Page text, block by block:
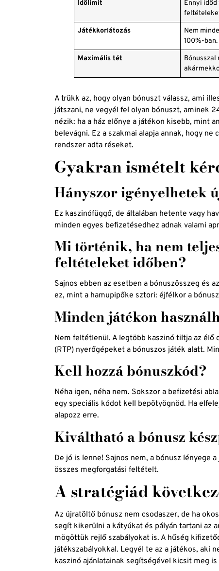
Időlimit
Ennyi
Játékkorlátozás
Nem
100%-ban.
Maximális tét
Bónusszal
A trükk az, hogy olyan bónuszt válassz, ami
játszani, ne vegyél fel olyan bónuszt, aminek
nézik: ha a ház előnye a játékon kisebb, mint
belevágni. Ez a szakmai alapja annak, hogy
rendszer adta réseket.
Gyakran ismételt
Hányszor igényelhetek
Ez kaszinófüggő, de általában hetente vagy
minden egyes befizetésedhez adnak valami
Mi történik, ha nem
feltételeket időben?
Sajnos ebben az esetben a bónuszösszeg és
ez, mint a hamupipőke sztori: éjfélkor a
Minden játékon
Nem feltétlenül. A legtöbb kaszinó tiltja az élő
(RTP) nyerőgépeket a bónuszos játék alatt.
Kell hozzá bónuszkód?
Néha igen, néha nem. Sokszor a befizetési
egy speciális kódot kell bepötyögnöd. Ha
alapozz erre.
Kiváltható a bónusz
De jó is lenne! Sajnos nem, a bónusz lényege
összes megforgatási feltételt.
A stratégiád
Az újratöltő bónusz nem csodaszer, de ha
segít kikerülni a kátyúkat és pályán tartani az
mögöttük rejlő szabályokat is. A hűség
játékszabályokkal. Legyél te az a játékos, aki
kaszinó ajánlatainak segítségével kicsit meg